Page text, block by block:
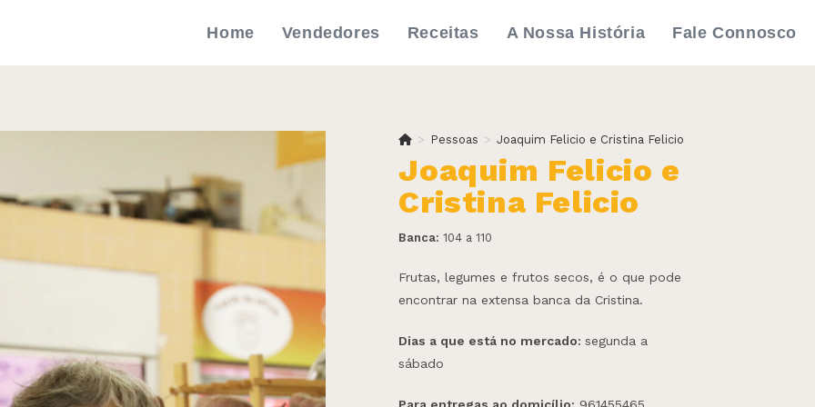
Home Vendedores Receitas A Nossa História Fale Connosco
> Pessoas > Joaquim Felicio e Cristina Felicio
Joaquim Felicio e
Cristina Felicio
Banca: 104 a 110
Frutas, legumes e frutos secos, é o que pode
encontrar na extensa banca da Cristina.
Dias a que está no mercado:segunda a
sábado